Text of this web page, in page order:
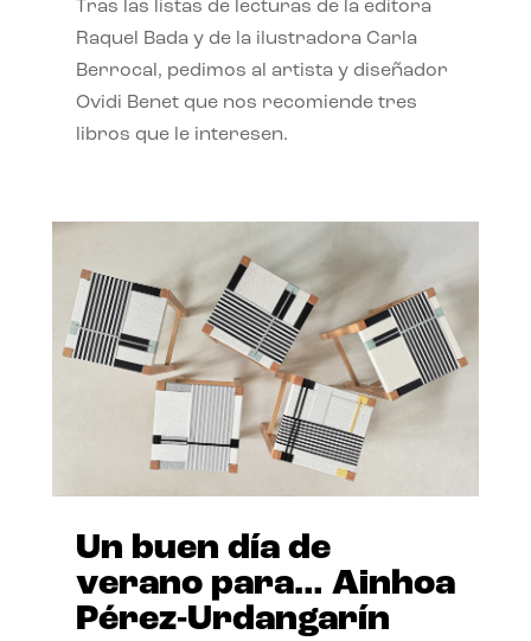
Tras las listas de lecturas de la editora
Raquel Bada y de la ilustradora Carla
Berrocal, pedimos al artista y diseñador
Ovidi Benet que nos recomiende tres
libros que le interesen.
Un buen día de
verano para… Ainhoa
Pérez-Urdangarín